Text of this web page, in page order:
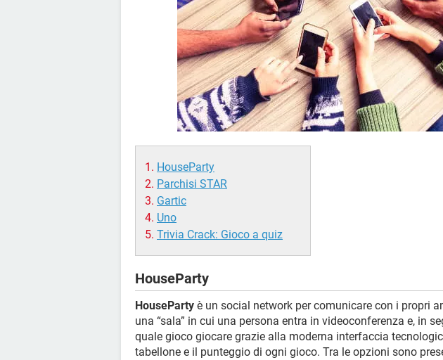
HouseParty
Parchisi STAR
Gartic
Uno
Trivia Crack: Gioco a quiz
HouseParty
HouseParty è un social network per comunicare con i propri
una “sala” in cui una persona entra in videoconferenza e, in
quale gioco giocare grazie alla moderna interfaccia
tabellone e il punteggio di ogni gioco. Tra le opzioni sono